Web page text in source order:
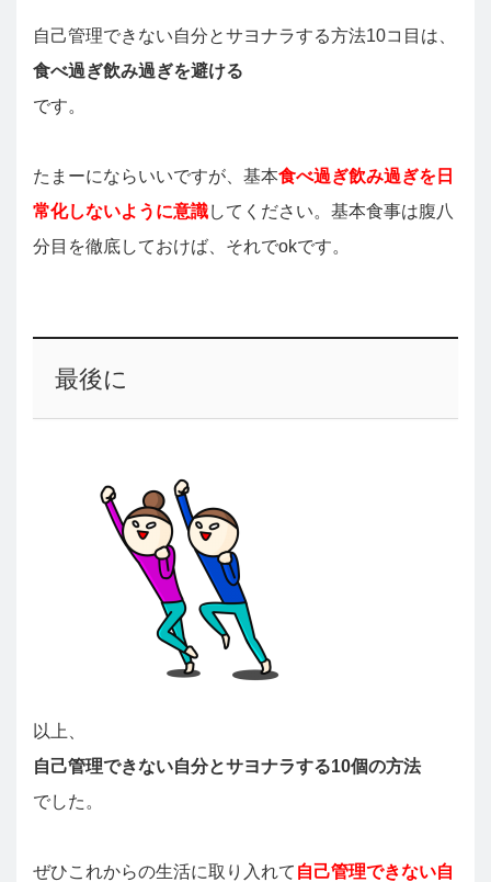
自己管理できない自分とサヨナラする方法10コ目は、
食べ過ぎ飲み過ぎを避ける
です。
たまーにならいいですが、基本食べ過ぎ飲み過ぎを日
常化しないように意識してください。基本食事は腹八
分目を徹底しておけば、それでokです。
最後に
以上、
自己管理できない自分とサヨナラする10個の方法
でした。
ぜひこれからの生活に取り入れて 自己管理できない自